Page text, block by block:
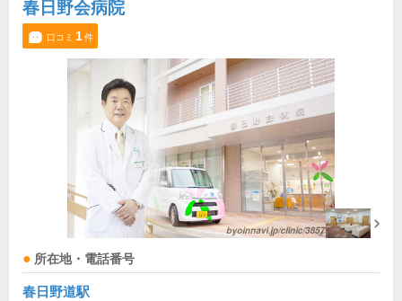
春日野会病院
口コミ 1件
所在地・電話番号
春日野道駅